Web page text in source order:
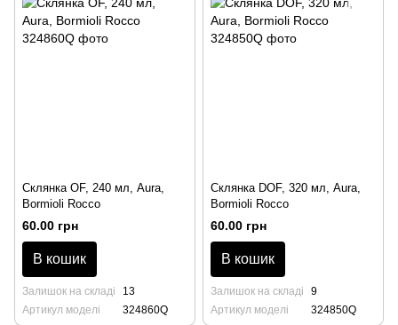
Склянка OF, 240 мл, Aura,
Bormioli Rocco
60.00 грн
В кошик
Залишок на складі
13
Артикул моделі
324860Q
Склянка DOF, 320 мл, Aura,
Bormioli Rocco
60.00 грн
В кошик
Залишок на складі
9
Артикул моделі
324850Q